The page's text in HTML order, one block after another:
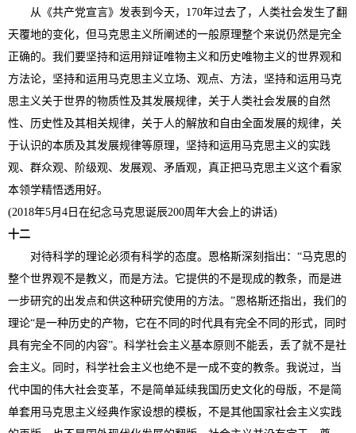
从《共产党宣言》发表到今天，170年过去了，人类社会发生了翻
天覆地的变化，但马克思主义所阐述的一般原理整个来说仍然是完全
正确的。我们要坚持和运用辩证唯物主义和历史唯物主义的世界观和
方法论，坚持和运用马克思主义立场、观点、方法，坚持和运用马克
思主义关于世界的物质性及其发展规律，关于人类社会发展的自然
性、历史性及其相关规律，关于人的解放和自由全面发展的规律，关
于认识的本质及其发展规律等原理，坚持和运用马克思主义的实践
观、群众观、阶级观、发展观、矛盾观，真正把马克思主义这个看家
本领学精悟透用好。
(2018年5月4日在纪念马克思诞辰200周年大会上的讲话)
十二
对待科学的理论必须有科学的态度。恩格斯深刻指出：“马克思的
整个世界观不是教义，而是方法。它提供的不是现成的教条，而是进
一步研究的出发点和供这种研究使用的方法。”恩格斯还指出，我们的
理论“是一种历史的产物，它在不同的时代具有完全不同的形式，同时
具有完全不同的内容”。科学社会主义基本原则不能丢，丢了就不是社
会主义。同时，科学社会主义也绝不是一成不变的教条。我说过，当
代中国的伟大社会变革，不是简单延续我国历史文化的母版，不是简
单套用马克思主义经典作家设想的模板，不是其他国家社会主义实践